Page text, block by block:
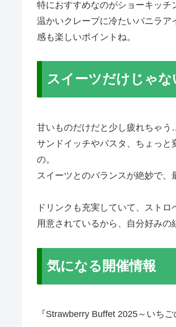
特におすすめなのがショーキッチ
温かいクレープに冷たいバニラ
感も楽しいポイントね。
スイーツだけじゃ
甘いものだけだと少し疲れちゃう
サンドイッチやパスタ、ちょっ
の。
スイーツとのバランスが絶妙で、
ドリンクも充実していて、スト
用意されているから、自分好みの
気になる開催情報
『Strawberry Buffet 2025～いち